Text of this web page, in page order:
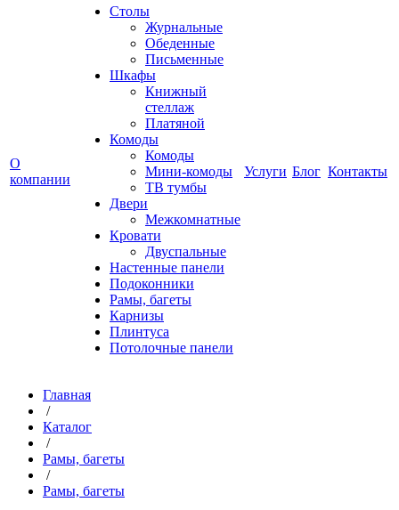
О
компании
Столы
Журнальные
Обеденные
Письменные
Шкафы
Книжный
стеллаж
Платяной
Комоды
Комоды
Мини-комоды
ТВ тумбы
Двери
Межкомнатные
Кровати
Двуспальные
Настенные панели
Подоконники
Рамы, багеты
Карнизы
Плинтуса
Потолочные панели
Услуги Блог Контакты
Главная
/
Каталог
/
Рамы, багеты
/
Рамы, багеты